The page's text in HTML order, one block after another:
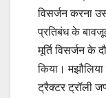
विसर्जन करना
प्रतिबंध के
मूर्ति विसर्जन के
किया।
ट्रैक्टर ट्रॉली